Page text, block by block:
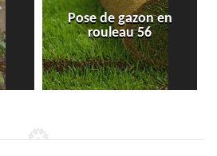
Pose de gazon en
rouleau 56